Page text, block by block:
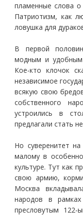
пламенные слова
Патриотизм, как
ловушка для
В первой
модным и удобным
Кое-кто клочок
независимое
всякую свою
собственного
устроились в
предлагали стать
Но суверенитет
малому в
культуре. Тут как
свою армию,
Москва
народов в
пресловутым 122-